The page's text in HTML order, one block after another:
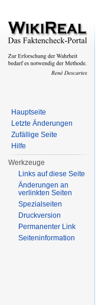
Hauptseite
Letzte Änderungen
Zufällige Seite
Hilfe
Werkzeuge
Links auf diese Seite
Änderungen an
verlinkten Seiten
Spezialseiten
Druckversion
Permanenter Link
Seiteninformation